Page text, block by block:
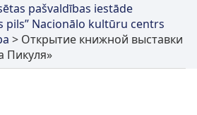
pašvaldības iestāde
pils” Nacionālo kultūru centrs
> Открытие книжной выставки
Пикуля»